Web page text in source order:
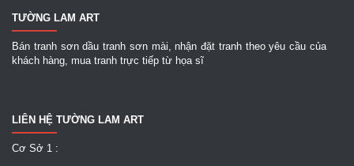
TƯỜNG LAM ART
Bán tranh sơn dầu tranh sơn mài, nhận đặt tranh theo yêu cầu của
khách hàng, mua tranh trực tiếp từ họa sĩ
LIÊN HỆ TƯỜNG LAM ART
Cơ Sở 1 :